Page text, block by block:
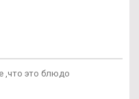
,что это блюдо